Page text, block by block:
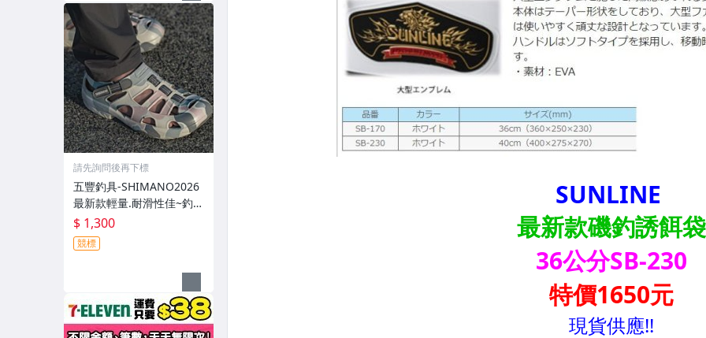
請先詢問後再下標
五豐釣具-SHIMANO2026
最新款輕量.耐滑性佳~釣魚
專用布希涼鞋 FS-091I特價
1300元
$ 1,300
競標